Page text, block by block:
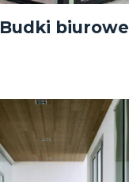
Budki biurowe